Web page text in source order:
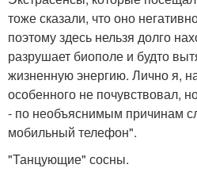
тоже сказали, что оно
поэтому здесь нельзя долго
разрушает биополе и будто
жизненную энергию. Лично я,
особенного не почувствовал,
- по необъяснимым причинам
мобильный телефон".
"Танцующие" сосны.